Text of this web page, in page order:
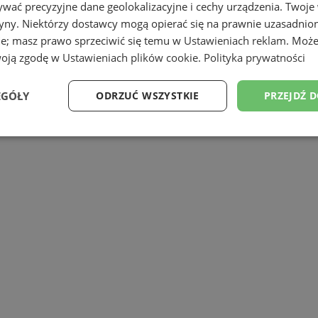
dlatego konfrontacja z
precyzyjne dane geolokalizacyjne i cechy urządzenia.
Niektórzy dostawcy mogą opierać się na prawnie
masz prawo sprzeciwić się temu w Ustawieniach reklam.
zgodę w Ustawieniach plików cookie. Polityka prywatności
PRZEJDŹ
ODRZUĆ WSZYSTKIE
Wydajność Targetowanie Funkcjonalność